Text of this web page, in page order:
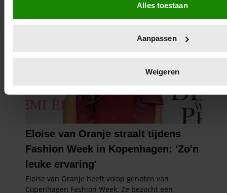
Lees meer over hoe uw persoonlijke gegevens worden
We gebruiken cookies om content en advertenties te
informatie over uw gebruik van onze site met onze partners
adverteren en analyse. Deze partners kunnen deze
andere informatie die u aan ze heeft verstrekt of die ze
van uw gebruik van hun services. U gaat akkoord met onze
Alles toestaan
Aanpassen
Weigeren